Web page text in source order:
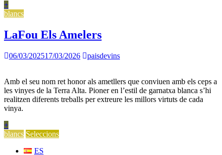
+
blancs
LaFou Els Amelers
06/03/202517/03/2026 paisdevins
Amb el seu nom ret honor als ametllers que conviuen amb els ceps a
les vinyes de la Terra Alta. Pioner en l’estil de garnatxa blanca s’hi
realitzen diferents treballs per extreure les millors virtuts de cada
vinya.
+
blancs Seleccions
ES